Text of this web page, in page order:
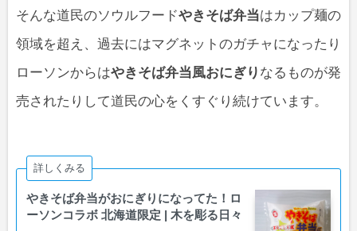
そんな道民のソウルフードやきそば弁当はカップ麺の
領域を超え、過去にはマグネットのガチャになったり
ローソンからはやきそば弁当風おにぎり なるものが発
売されたりして道民の心をくすぐり続けています。
詳しくみる
やきそば弁当がおにぎりになってた！ロ
ーソンコラボ 北海道限定 | 木を彫る日々